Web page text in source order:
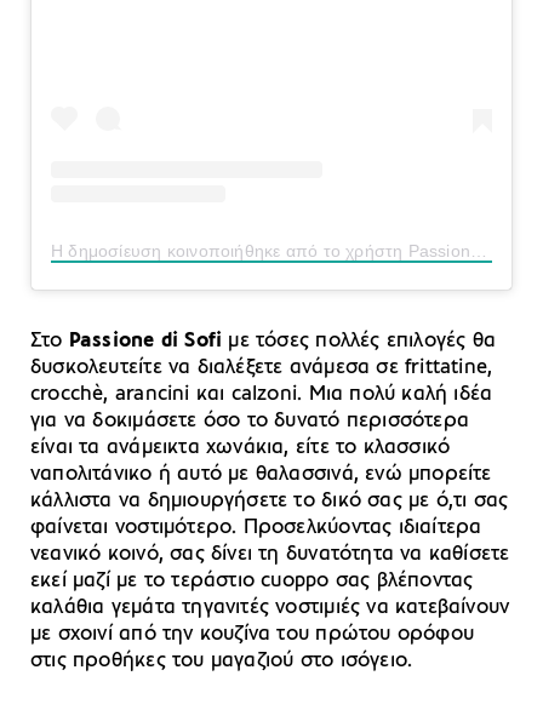
Στο Passione di Sofi με τόσες πολλές επιλογές θα
δυσκολευτείτε να διαλέξετε ανάμεσα σε frittatine,
crocchè, arancini και calzoni. Μια πολύ καλή ιδέα
για να δοκιμάσετε όσο το δυνατό περισσότερα
είναι τα ανάμεικτα χωνάκια, είτε το κλασσικό
ναπολιτάνικο ή αυτό με θαλασσινά, ενώ μπορείτε
κάλλιστα να δημιουργήσετε το δικό σας με ό,τι σας
φαίνεται νοστιμότερο. Προσελκύοντας ιδιαίτερα
νεανικό κοινό, σας δίνει τη δυνατότητα να καθίσετε
εκεί μαζί με το τεράστιο cuoppo σας βλέποντας
καλάθια γεμάτα τηγανιτές νοστιμιές να κατεβαίνουν
με σχοινί από την κουζίνα του πρώτου ορόφου
στις προθήκες του μαγαζιού στο ισόγειο.